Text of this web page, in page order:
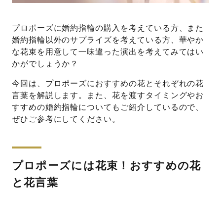
プロポーズに婚約指輪の購入を考えている方、また
婚約指輪以外のサプライズを考えている方、華やか
な花束を用意して一味違った演出を考えてみてはい
かがでしょうか？
今回は、プロポーズにおすすめの花とそれぞれの花
言葉を解説します。また、花を渡すタイミングやお
すすめの婚約指輪についてもご紹介しているので、
ぜひご参考にしてください。
プロポーズには花束！おすすめの花
と花言葉